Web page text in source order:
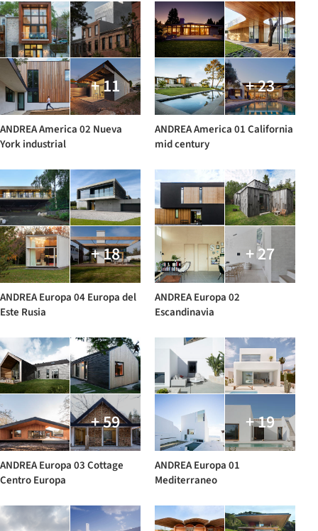
+ 11
ANDREA America 02 Nueva
York industrial
+ 23
ANDREA America 01 California
mid century
+ 18
ANDREA Europa 04 Europa del
Este Rusia
+ 27
ANDREA Europa 02
Escandinavia
+ 59
ANDREA Europa 03 Cottage
Centro Europa
+ 19
ANDREA Europa 01
Mediterraneo